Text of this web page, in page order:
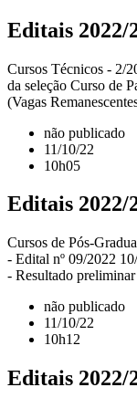
Editais 2022/
Cursos Técnicos - 2/
da seleção Curso de
(Vagas
não publicado
11/10/22
10h05
Editais 2022/
Cursos de Pós-
- Edital nº 09/2022
- Resultado preliminar
não publicado
11/10/22
10h12
Editais 2022/